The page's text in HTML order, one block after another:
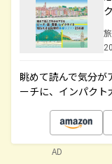
眺めて読んで気分が
ーチに、インパク
AD